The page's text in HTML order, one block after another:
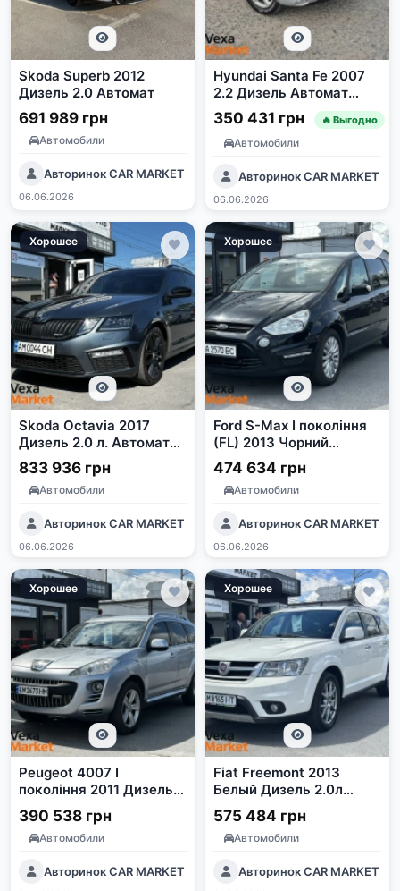
Skoda Superb 2012
Дизель 2.0 Автомат
691 989 грн
Автомобили
Авторинок CAR MARKET
06.06.2026
Hyundai Santa Fe 2007
2.2 Дизель Автомат
Повний привід Сірий
350 431 грн 🔥 Выгодно
Автомобили
Авторинок CAR MARKET
06.06.2026
Хорошее
Skoda Octavia 2017
Дизель 2.0 л. Автомат
Сірий
833 936 грн
Автомобили
Авторинок CAR MARKET
06.06.2026
Хорошее
Ford S-Max I покоління
(FL) 2013 Чорний
Автомат Дизель 2.0
474 634 грн
Автомобили
Авторинок CAR MARKET
06.06.2026
Хорошее
Peugeot 4007 I
покоління 2011 Дизель
2.2 л. Автомат Сірий
390 538 грн
Автомобили
Авторинок CAR MARKET
Хорошее
Fiat Freemont 2013
Белый Дизель 2.0л
Автомат Полный привод
575 484 грн
Автомобили
Авторинок CAR MARKET